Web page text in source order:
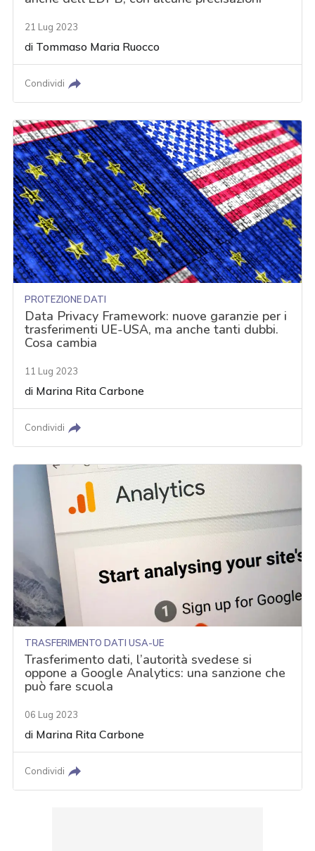
21 Lug 2023
di Tommaso Maria Ruocco
Condividi
PROTEZIONE DATI
Data Privacy Framework: nuove garanzie per i
trasferimenti UE-USA, ma anche tanti dubbi.
Cosa cambia
11 Lug 2023
di Marina Rita Carbone
Condividi
TRASFERIMENTO DATI USA-UE
Trasferimento dati, l’autorità svedese si
oppone a Google Analytics: una sanzione che
può fare scuola
06 Lug 2023
di Marina Rita Carbone
Condividi